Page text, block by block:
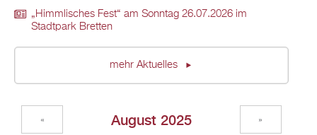
„Himmlisches Fest“ am Sonntag 26.07.2026 im
Stadtpark Bretten
mehr Aktuelles
August 2025
« »